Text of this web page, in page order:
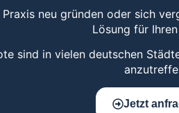
neu gründen oder sich
Lösung für
sind in vielen deutschen
Jetzt